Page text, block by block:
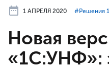
1 АПРЕЛЯ 2020 #⁣Решения
Новая
«1С:УНФ»: